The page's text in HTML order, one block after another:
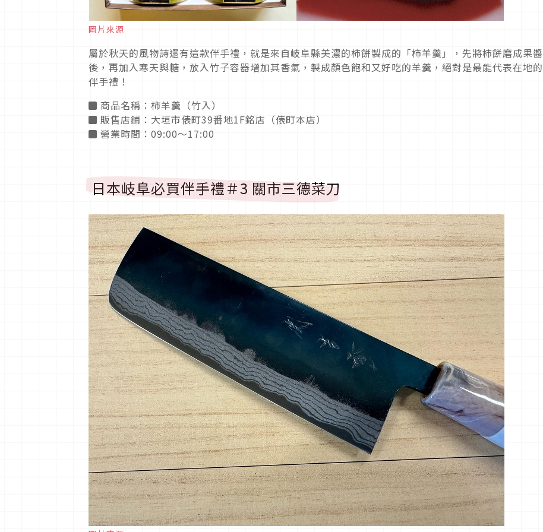
圖片來源
屬於秋天的風物詩還有這款伴手禮，就是來自岐阜縣美濃的柿餅製成的「柿羊羹」，先將柿餅磨成果醬
後，再加入寒天與糖，放入竹子容器增加其香氣，製成顏色飽和又好吃的羊羹，絕對是最能代表在地的
伴手禮！
◼ 商品名稱：柿羊羹（竹入）
◼ 販售店鋪：大垣市俵町39番地1F銘店（俵町本店）
◼ 營業時間：09:00～17:00
日本岐阜必買伴手禮＃3 關市三德菜刀